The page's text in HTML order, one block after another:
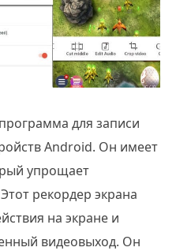
для записи
Android. Он имеет
упрощает
рекордер экрана
на экране и
видеовыход. Он